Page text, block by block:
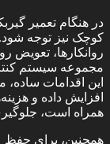
کوچک نیز توجه
روانکارها، تعویض
مجموعه سیستم
افزایش داده و
همراه است،